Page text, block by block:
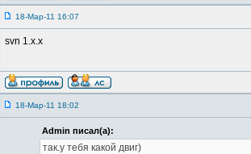
18-Мар-11 16:07
svn 1.x.x
18-Мар-11 18:02
Admin писал(а):
так.у тебя какой двиг)